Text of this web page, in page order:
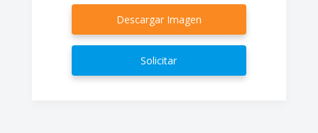
Descargar Imagen
Solicitar